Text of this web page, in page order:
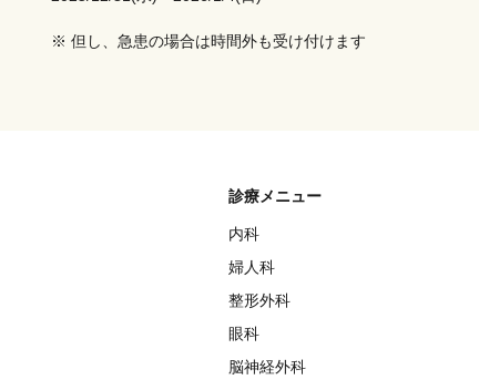
※ 但し、急患の場合は時間外も受け付けます
診療メニュー
内科
婦人科
整形外科
眼科
脳神経外科